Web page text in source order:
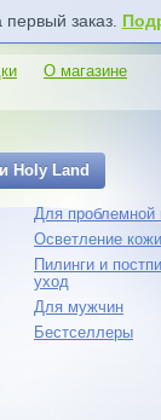
заказ.
О магазине
Holy Land
Для проблемной
Осветление кожи
Пилинги и
уход
Для мужчин
Бестселлеры